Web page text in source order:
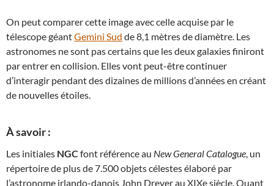
On peut comparer cette image avec celle acquise par le
télescope géantGemini Sud de 8,1 mètres de diamètre. Les
astronomes ne sont pas certains que les deux galaxies finiront
par entrer en collision. Elles vont peut-être continuer
d’interagir pendant des dizaines de millions d’années en créant
de nouvelles étoiles.
À savoir :
Les initiales NGC font référence au New General Catalogue , un
répertoire de plus de 7.500 objets célestes élaboré par
l’astronome irlando-danois John Dreyer au XIXe siècle. Quant